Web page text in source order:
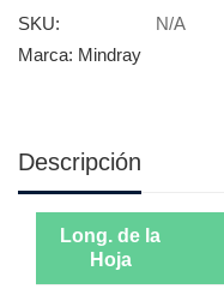
SKU:
N/A
Marca: Mindray
Descripción
Long. de la
Hoja